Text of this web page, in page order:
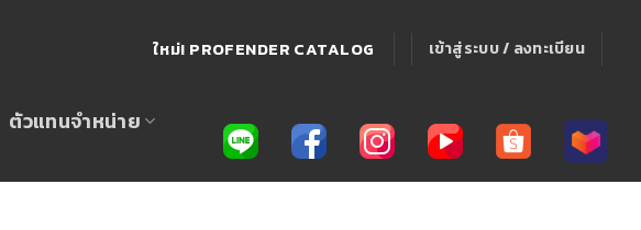
ใหม่! PROFENDER CATALOG เข้าสู่ระบบ / ลงทะเบียน
ตัวแทนจำหน่าย